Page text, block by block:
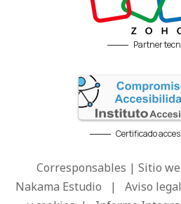
Partner
Certificado
Corresponsables | Sitio
Nakama Estudio | Aviso